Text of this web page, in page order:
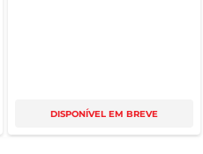
DISPONÍVEL EM BREVE